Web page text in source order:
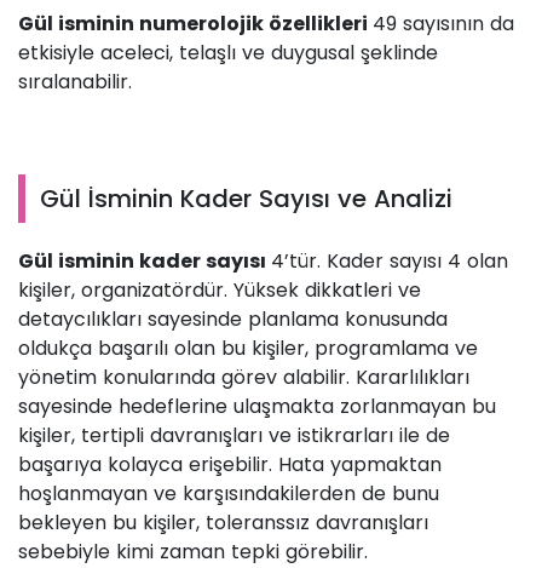
Gül isminin numerolojik özellikleri 49 sayısının da
etkisiyle aceleci, telaşlı ve duygusal şeklinde
sıralanabilir.
Gül İsminin Kader Sayısı ve Analizi
Gül isminin kader sayısı 4’tür. Kader sayısı 4 olan
kişiler, organizatördür. Yüksek dikkatleri ve
detaycılıkları sayesinde planlama konusunda
oldukça başarılı olan bu kişiler, programlama ve
yönetim konularında görev alabilir. Kararlılıkları
sayesinde hedeflerine ulaşmakta zorlanmayan bu
kişiler, tertipli davranışları ve istikrarları ile de
başarıya kolayca erişebilir. Hata yapmaktan
hoşlanmayan ve karşısındakilerden de bunu
bekleyen bu kişiler, toleranssız davranışları
sebebiyle kimi zaman tepki görebilir.